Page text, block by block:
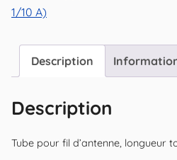
1/10 A)
Description
Description
Tube pour fil d’antenne, longueur